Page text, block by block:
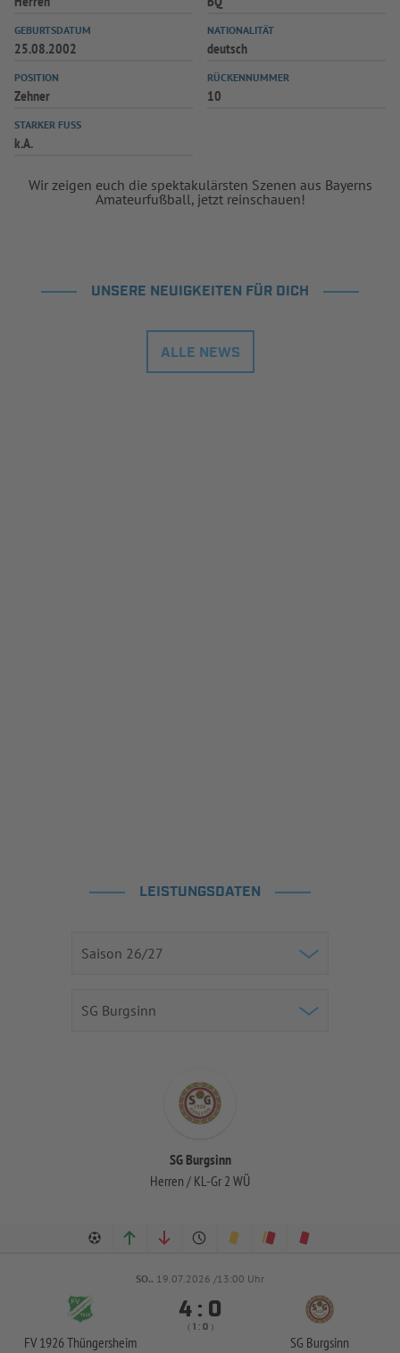
GEBURTSDATUM
25.08.2002
NATIONALITÄT
deutsch
POSITION
Zehner
RÜCKENNUMMER
10
STARKER FUSS
k.A.
Wir zeigen euch die spektakulärsten Szenen aus Bayerns
Amateurfußball, jetzt reinschauen!
UNSERE NEUIGKEITEN FÜR DICH
ALLE NEWS
LEISTUNGSDATEN
SG Burgsinn
Herren / KL-Gr 2 WÜ
SO.. 19.07.2026 /13:00 Uhr
FV 1926 Thüngersheim
 : 
(  :  )
SG Burgsinn